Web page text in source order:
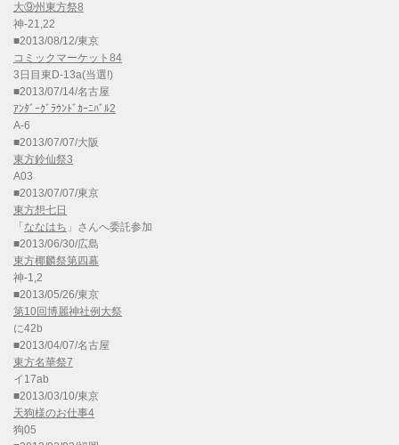
大⑨州東方祭8
神-21,22
■2013/08/12/東京
コミックマーケット84
3日目東D-13a(当選!)
■2013/07/14/名古屋
ｱﾝﾀﾞｰｸﾞﾗｳﾝﾄﾞｶｰﾆﾊﾞﾙ2
A-6
■2013/07/07/大阪
東方鈴仙祭3
A03
■2013/07/07/東京
東方想七日
「 ななはち 」さんへ委託参加
■2013/06/30/広島
東方椰麟祭第四幕
神-1,2
■2013/05/26/東京
第10回博麗神社例大祭
に42b
■2013/04/07/名古屋
東方名華祭7
イ17ab
■2013/03/10/東京
天狗様のお仕事4
狗05